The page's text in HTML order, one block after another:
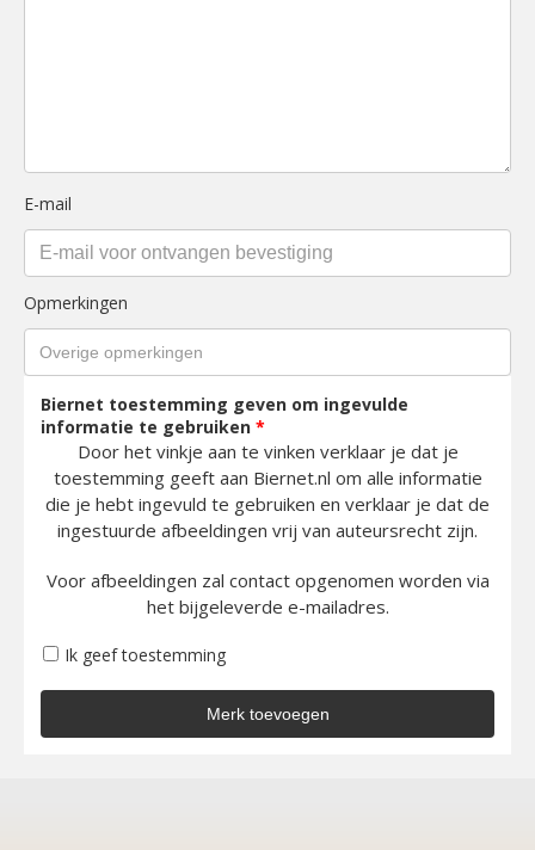
E-mail
Opmerkingen
Biernet toestemming geven om ingevulde
informatie te gebruiken *
Door het vinkje aan te vinken verklaar je dat je
toestemming geeft aan Biernet.nl om alle informatie
die je hebt ingevuld te gebruiken en verklaar je dat de
ingestuurde afbeeldingen vrij van auteursrecht zijn.
Voor afbeeldingen zal contact opgenomen worden via
het bijgeleverde e-mailadres.
Ik geef toestemming